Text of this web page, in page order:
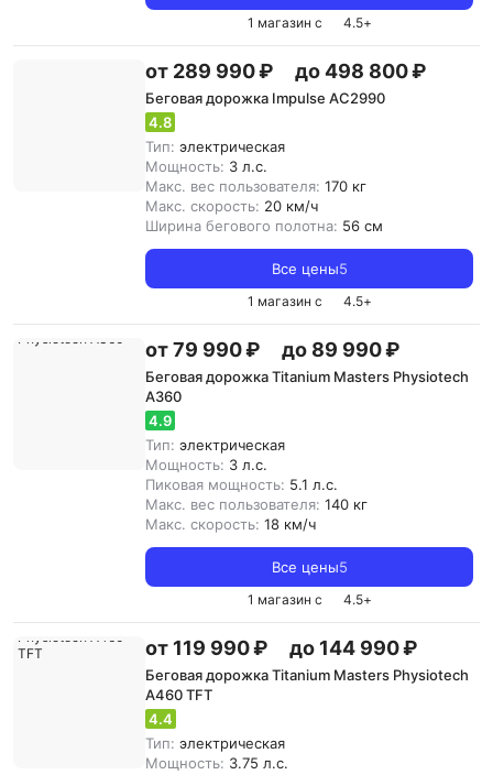
1 магазин с 4.5+
от 289 990 ₽ до 498 800 ₽
Беговая дорожка Impulse AC2990
4.8
Тип: электрическая
Мощность: 3 л.с.
Макс. вес пользователя: 170 кг
Макс. скорость: 20 км/ч
Ширина бегового полотна: 56 см
Все цены5
1 магазин с 4.5+
от 79 990 ₽ до 89 990 ₽
Беговая дорожка Titanium Masters Physiotech
A360
4.9
Тип: электрическая
Мощность: 3 л.с.
Пиковая мощность: 5.1 л.с.
Макс. вес пользователя: 140 кг
Макс. скорость: 18 км/ч
Все цены5
1 магазин с 4.5+
от 119 990 ₽ до 144 990 ₽
Беговая дорожка Titanium Masters Physiotech
A460 TFT
4.4
Тип: электрическая
Мощность: 3.75 л.с.